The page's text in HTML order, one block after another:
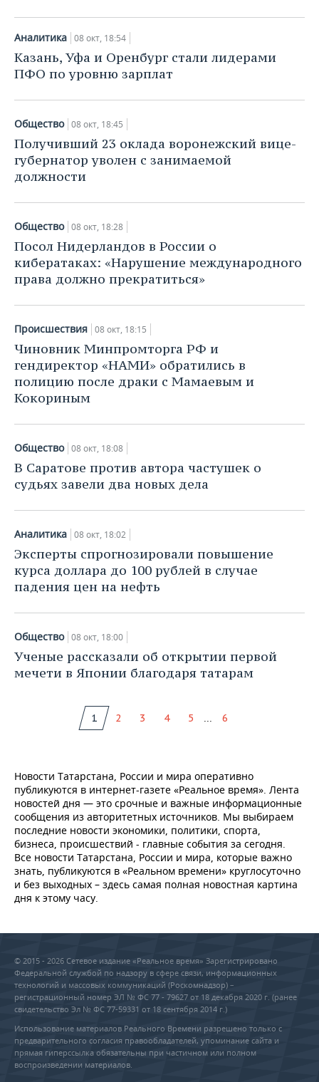
Аналитика 08 окт, 18:54
Казань, Уфа и Оренбург стали лидерами
ПФО по уровню зарплат
Общество 08 окт, 18:45
Получивший 23 оклада воронежский вице-
губернатор уволен с занимаемой
должности
Общество 08 окт, 18:28
Посол Нидерландов в России о
кибератаках: «Нарушение международного
права должно прекратиться»
Происшествия 08 окт, 18:15
Чиновник Минпромторга РФ и
гендиректор «НАМИ» обратились в
полицию после драки с Мамаевым и
Кокориным
Общество 08 окт, 18:08
В Саратове против автора частушек о
судьях завели два новых дела
Аналитика 08 окт, 18:02
Эксперты спрогнозировали повышение
курса доллара до 100 рублей в случае
падения цен на нефть
Общество 08 окт, 18:00
Ученые рассказали об открытии первой
мечети в Японии благодаря татарам
1 2 3 4 5 6
Новости Татарстана, России и мира оперативно
публикуются в интернет-газете «Реальное время». Лента
новостей дня — это срочные и важные информационные
сообщения из авторитетных источников. Мы выбираем
последние новости экономики, политики, спорта,
бизнеса, происшествий - главные события за сегодня.
Все новости Татарстана, России и мира, которые важно
знать, публикуются в «Реальном времени» круглосуточно
и без выходных – здесь самая полная новостная картина
дня к этому часу.
© 2015 - 2026 Сетевое издание «Реальное время» Зарегистрировано
Федеральной службой по надзору в сфере связи, информационных
технологий и массовых коммуникаций (Роскомнадзор) –
регистрационный номер ЭЛ № ФС 77 - 79627 от 18 декабря 2020 г. (ранее
свидетельство Эл № ФС 77-59331 от 18 сентября 2014 г.)
Использование материалов Реального Времени разрешено только с
предварительного согласия правообладателей, упоминание сайта и
прямая гиперссылка обязательны при частичном или полном
воспроизведении материалов.